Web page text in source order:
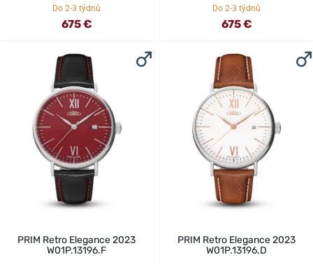
Do 2-3 týdnů
675 €
Do 2-3 týdnů
675 €
PRIM Retro Elegance 2023
W01P.13196.F
PRIM Retro Elegance 2023
W01P.13196.D